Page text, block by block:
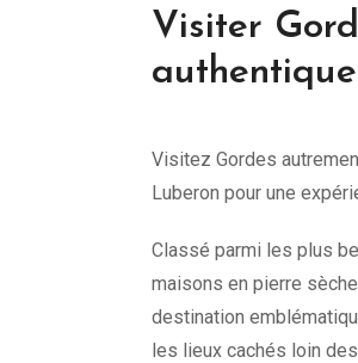
Visiter
Visitez Gordes
Luberon pour une
Classé parmi les plus
maisons en pierre
destination
les lieux cachés loin